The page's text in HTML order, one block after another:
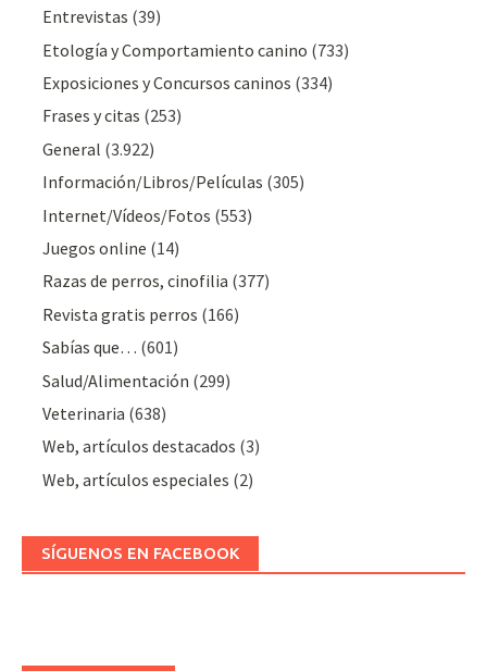
Entrevistas (39)
Etología y Comportamiento canino (733)
Exposiciones y Concursos caninos (334)
Frases y citas (253)
General (3.922)
Información/Libros/Películas (305)
Internet/Vídeos/Fotos (553)
Juegos online (14)
Razas de perros, cinofilia (377)
Revista gratis perros (166)
Sabías que… (601)
Salud/Alimentación (299)
Veterinaria (638)
Web, artículos destacados (3)
Web, artículos especiales (2)
SÍGUENOS EN FACEBOOK